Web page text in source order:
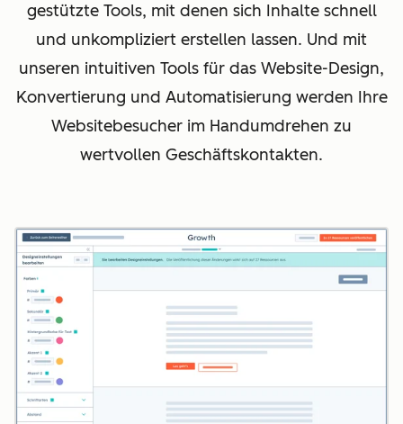
gestützte Tools, mit denen sich Inhalte schnell
und unkompliziert erstellen lassen. Und mit
unseren intuitiven Tools für das Website-Design,
Konvertierung und Automatisierung werden Ihre
Websitebesucher im Handumdrehen zu
wertvollen Geschäftskontakten.